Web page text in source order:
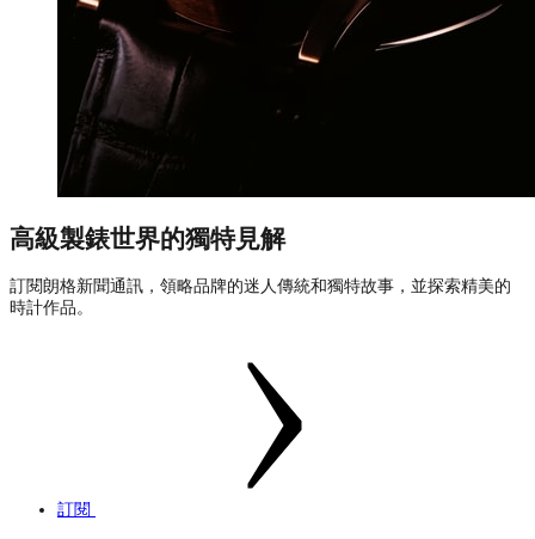
高級製錶世界的獨特見解
訂閱朗格新聞通訊，領略品牌的迷人傳統和獨特故事，並探索精美的
時計作品。
訂閱